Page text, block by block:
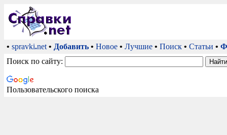
• spravki.net • Добавить • Новое • Лучшие • Поиск • Статьи •
Поиск по сайту:
Пользовательского поиска